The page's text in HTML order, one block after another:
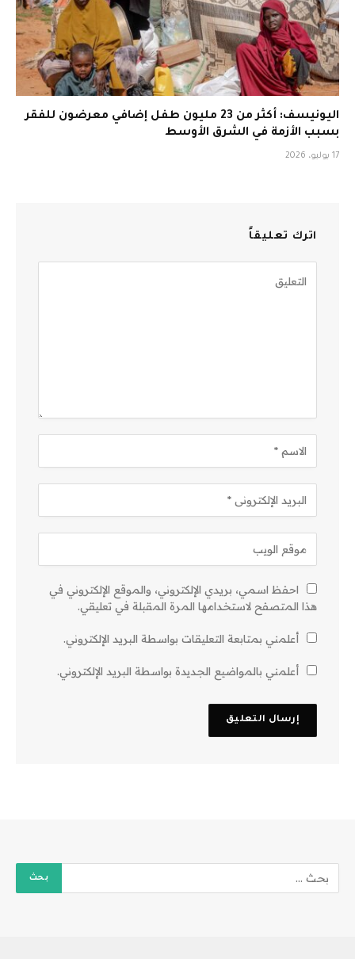
اليونيسف: أكثر من 23 مليون طفل إضافي معرضون للفقر
بسبب الأزمة في الشرق الأوسط
17 يوليو، 2026
اترك تعليقاً
احفظ اسمي، بريدي الإلكتروني، والموقع الإلكتروني في
هذا المتصفح لاستخدامها المرة المقبلة في تعليقي.
أعلمني بمتابعة التعليقات بواسطة البريد الإلكتروني.
أعلمني بالمواضيع الجديدة بواسطة البريد الإلكتروني.